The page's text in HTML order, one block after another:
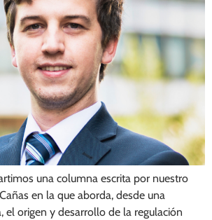
una columna escrita por nuestro
en la que aborda, desde una
el origen y desarrollo de la regulación